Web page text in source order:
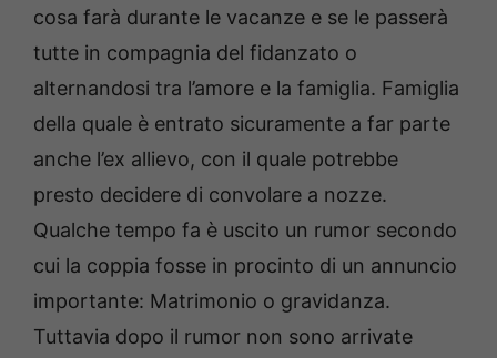
cosa farà durante le vacanze e se le passerà
tutte in compagnia del fidanzato o
alternandosi tra l’amore e la famiglia. Famiglia
della quale è entrato sicuramente a far parte
anche l’ex allievo, con il quale potrebbe
presto decidere di convolare a nozze.
Qualche tempo fa è uscito un rumor secondo
cui la coppia fosse in procinto di un annuncio
importante: Matrimonio o gravidanza.
Tuttavia dopo il rumor non sono arrivate